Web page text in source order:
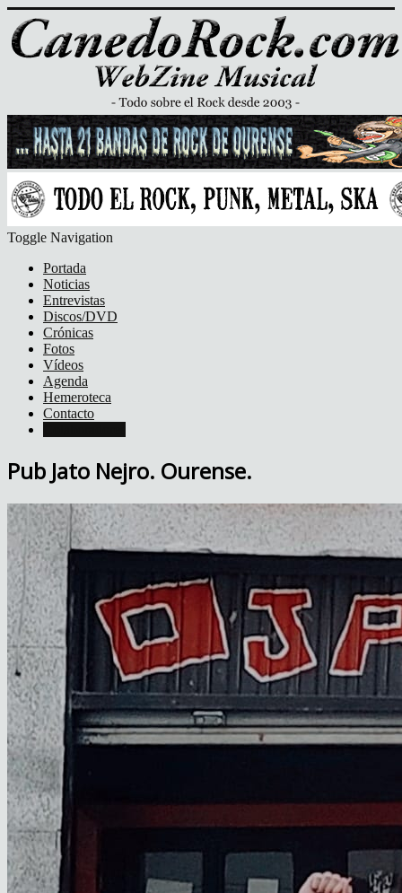
Toggle Navigation
Portada
Noticias
Entrevistas
Discos/DVD
Crónicas
Fotos
Vídeos
Agenda
Hemeroteca
Contacto
Pub Jato Nejro. Ourense.